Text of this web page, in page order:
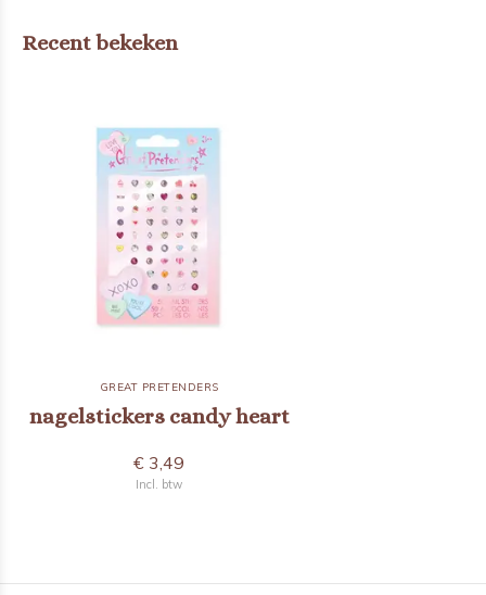
Recent bekeken
GREAT PRETENDERS
nagelstickers candy heart
€ 3,49
Incl. btw